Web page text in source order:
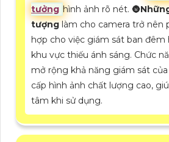
tưởng hình ảnh rõ nét. 🌚
tượnglàm cho camera trở nên
hợp cho việc giám sát ban đêm
khu vực thiếu ánh sáng. Chức
mở rộng khả năng giám sát
cấp hình ảnh chất lượng cao,
tâm khi sử dụng.